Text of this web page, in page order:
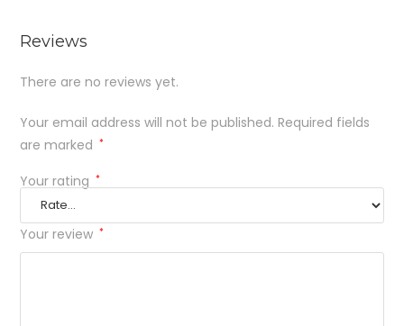
Reviews
There are no reviews yet.
Your email address will not be published. Required fields
are marked *
Your rating *
Your review *